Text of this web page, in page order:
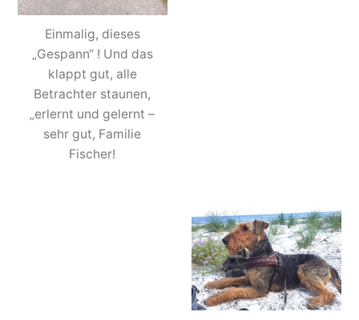
Einmalig, dieses
„Gespann“ ! Und das
klappt gut, alle
Betrachter staunen,
„erlernt und gelernt –
sehr gut, Familie
Fischer!